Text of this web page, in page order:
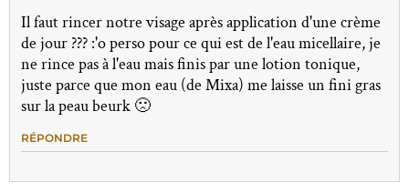
Il faut rincer notre visage après application d'une crème
de jour ??? :'o perso pour ce qui est de l'eau micellaire, je
ne rince pas à l'eau mais finis par une lotion tonique,
juste parce que mon eau (de Mixa) me laisse un fini gras
sur la peau beurk 🙁
RÉPONDRE